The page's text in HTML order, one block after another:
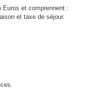
Euros et comprennent :
et taxe de séjour.